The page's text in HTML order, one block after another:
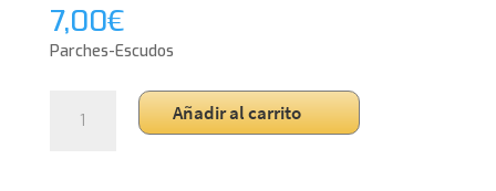
7,00€
Parches-Escudos
Escudo
Añadir al carrito